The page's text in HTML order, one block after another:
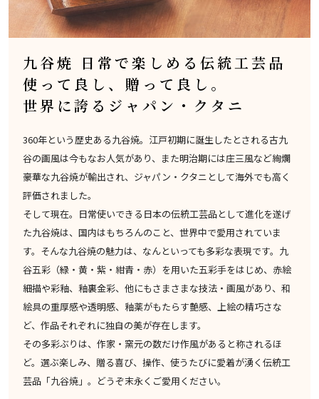
九谷焼 日常で楽しめる伝統工芸品
使って良し、贈って良し。
世界に誇るジャパン・クタニ
360年という歴史ある九谷焼。江戸初期に誕生したとされる古九
谷の画風は今もなお人気があり、また明治期には庄三風など絢爛
豪華な九谷焼が輸出され、ジャパン・クタニとして海外でも高く
評価されました。
そして現在。日常使いできる日本の伝統工芸品として進化を遂げ
た九谷焼は、国内はもちろんのこと、世界中で愛用されていま
す。そんな九谷焼の魅力は、なんといっても多彩な表現です。九
谷五彩（緑・黄・紫・紺青・赤）を用いた五彩手をはじめ、赤絵
細描や彩釉、釉裏金彩、他にもさまさまな技法・画風があり、和
絵具の重厚感や透明感、釉薬がもたらす艶感、上絵の精巧さな
ど、作品それぞれに独自の美が存在します。
その多彩ぶりは、作家・窯元の数だけ作風があると称されるほ
ど。選ぶ楽しみ、贈る喜び、操作、使うたびに愛着が湧く伝統工
芸品「九谷焼」。どうぞ末永くご愛用ください。